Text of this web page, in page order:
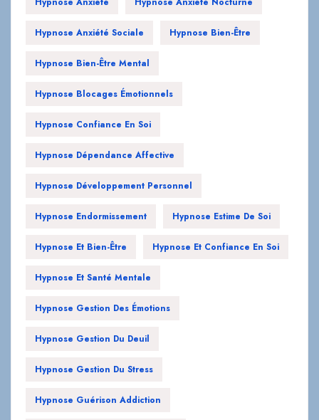
Hypnose Anxiété Sociale Hypnose Bien-Être
Hypnose Bien-Être Mental
Hypnose Blocages Émotionnels
Hypnose Confiance En Soi
Hypnose Dépendance Affective
Hypnose Développement Personnel
Hypnose Endormissement Hypnose Estime De Soi
Hypnose Et Bien-Être Hypnose Et Confiance En Soi
Hypnose Et Santé Mentale
Hypnose Gestion Des Émotions
Hypnose Gestion Du Deuil
Hypnose Gestion Du Stress
Hypnose Guérison Addiction